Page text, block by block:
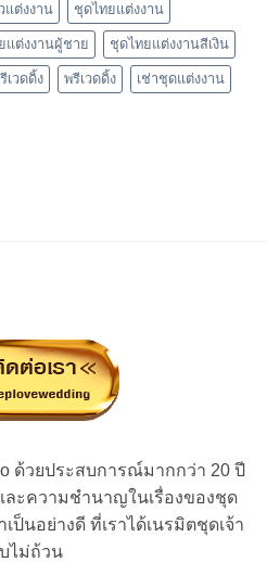
ต่งงาน ชุดไทยแต่งงาน
แต่งงานผู้ชาย ชุดไทยแต่งงานสีเงิน
เวดดิ้ง พรีเวดดิ้ง เช่าชุดแต่งงาน
ด้วยประสบการณ์มากกว่า 20 ปี
ะความชำนาญในเรื่องของชุด
ป็นอย่างดี ที่เราได้เนรมิตชุดเจ้า
ไม่ถ้วน